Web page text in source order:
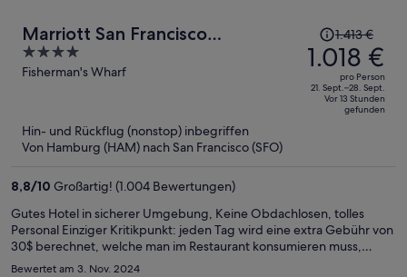
Marriott San Francisco
Fisherman's Wharf
4
out
Fisherman's Wharf
Der
Preis
betrug
1.413 €,
jetzt
1.413 €
1.018 €
pro Person
21. Sept.–28. Sept.
Vor 13 Stunden
gefunden
Hin- und Rückflug (nonstop) inbegriffen
Von Hamburg (HAM) nach San Francisco (SFO)
8,8/10 Großartig! (1.004 Bewertungen)
Gutes Hotel in sicherer Umgebung, Keine Obdachlosen, tolles
Personal Einziger Kritikpunkt: jeden Tag wird eine extra Gebühr von
30$ berechnet, welche man im Restaurant konsumieren muss,
leider ist das Essen im Restaurant nicht sehr wohlschmeckend. Also
Bewertet am 3. Nov. 2024